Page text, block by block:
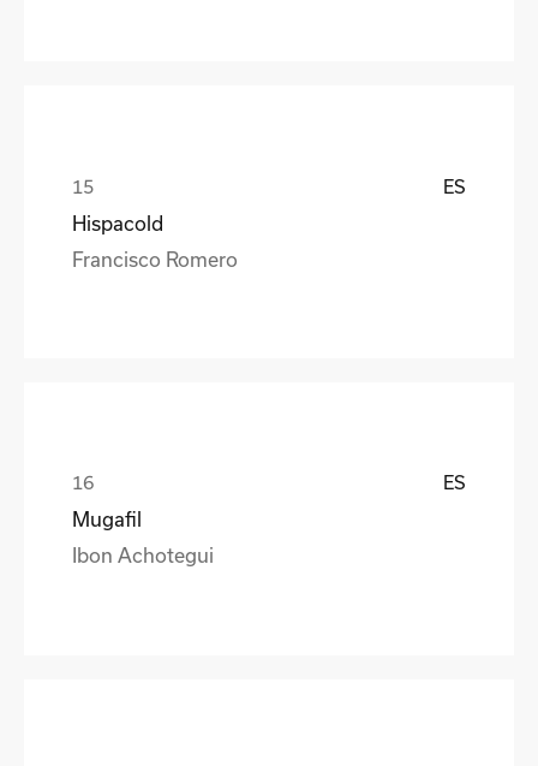
ES
Hispacold
Francisco Romero
ES
Mugafil
Ibon Achotegui